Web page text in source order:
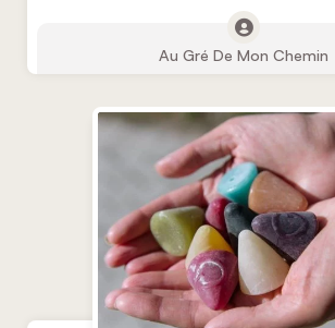
Au Gré De Mon Chemin